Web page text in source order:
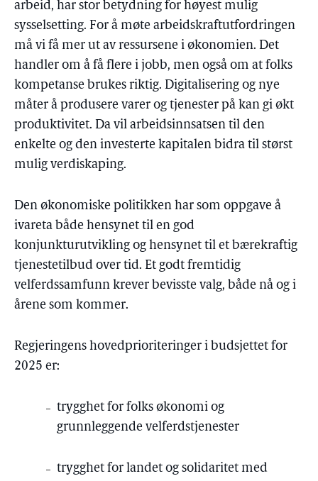
arbeid, har stor betydning for høyest mulig
sysselsetting. For å møte arbeidskraftutfordringen
må vi få mer ut av ressursene i økonomien. Det
handler om å få flere i jobb, men også om at folks
kompetanse brukes riktig. Digitalisering og nye
måter å produsere varer og tjenester på kan gi økt
produktivitet. Da vil arbeidsinnsatsen til den
enkelte og den investerte kapitalen bidra til størst
mulig verdiskaping.
Den økonomiske politikken har som oppgave å
ivareta både hensynet til en god
konjunkturutvikling og hensynet til et bærekraftig
tjenestetilbud over tid. Et godt fremtidig
velferdssamfunn krever bevisste valg, både nå og i
årene som kommer.
Regjeringens hovedprioriteringer i budsjettet for
2025 er:
trygghet for folks økonomi og
grunnleggende velferdstjenester
trygghet for landet og solidaritet med